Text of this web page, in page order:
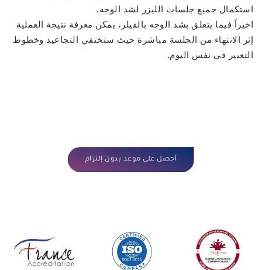
استكمال جميع جلسات الليزر لشد الوجه.
اخيراً فيما يتعلق بشد الوجه بالفيلر، يمكن معرفة نتيجة العملية
إثر الانتهاء من الجلسة مباشرة حيث ستختفي التجاعيد وخطوط
التعبير في نفس اليوم.
أحصل على موعد بدون إلتزام